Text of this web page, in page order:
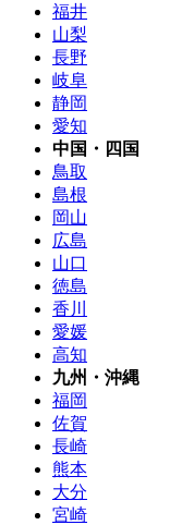
福井
山梨
長野
岐阜
静岡
愛知
中国・四国
鳥取
島根
岡山
広島
山口
徳島
香川
愛媛
高知
九州・沖縄
福岡
佐賀
長崎
熊本
大分
宮崎